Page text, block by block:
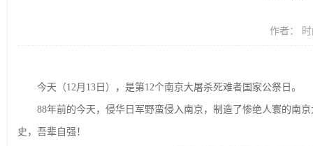
作者： 时
今天（12月13日），是第12个南京大屠杀死难者国家公祭日。
88年前的今天，侵华日军野蛮侵入南京，制造了惨绝人寰的南
史，吾辈自强！